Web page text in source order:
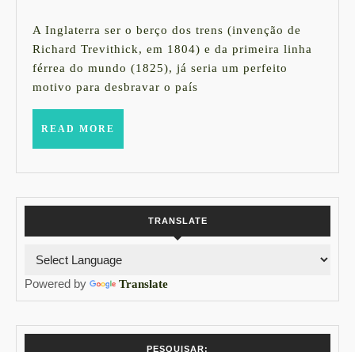
pela
Grã-
Bretanha
de
2021
A Inglaterra ser o berço dos trens (invenção de
Richard Trevithick, em 1804) e da primeira linha
férrea do mundo (1825), já seria um perfeito
motivo para desbravar o país
READ MORE
TRANSLATE
Powered by Translate
PESQUISAR: